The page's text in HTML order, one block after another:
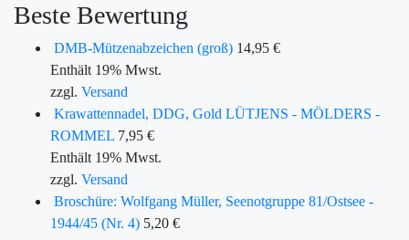
Beste Bewertung
DMB-Mützenabzeichen (groß) 14,95 €
Enthält 19% Mwst.
zzgl. Versand
Krawattennadel, DDG, Gold LÜTJENS - MÖLDERS -
ROMMEL 7,95 €
Enthält 19% Mwst.
zzgl. Versand
Broschüre: Wolfgang Müller, Seenotgruppe 81/Ostsee -
1944/45 (Nr. 4) 5,20 €